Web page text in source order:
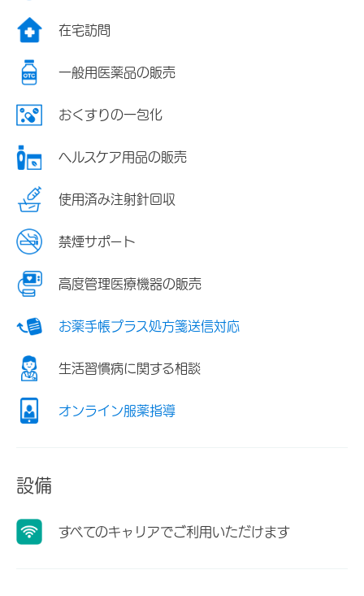
在宅訪問
一般用医薬品の販売
おくすりの一包化
ヘルスケア用品の販売
使用済み注射針回収
禁煙サポート
高度管理医療機器の販売
お薬手帳プラス処方箋送信対応
生活習慣病に関する相談
オンライン服薬指導
設備
すべてのキャリアでご利用いただけます